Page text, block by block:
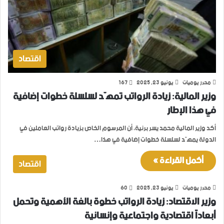
اقتصاد
محرر يوميات يونيو 23, 2025 167
وزير المالية: زيادة الرواتب تمهّد لسلسلة خطوات إضافية
في هذا الإطار
أكد وزير المالية محمد يسر برنية، أن المرسوم الخاص بزيادة رواتب العاملين في
الدولة يمهّد لسلسلة خطوات إضافية في هذا…
أكمل القراءة » اقتصاد
محرر يوميات يونيو 23, 2025 60
وزير الاقتصاد: زيادة الرواتب خطوة بالغة الأهمية وتحمل
أبعاداً اقتصادية واجتماعية وإنسانية